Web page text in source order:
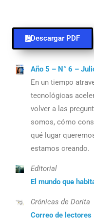
Descargar PDF
Año 5 – N° 6 –
En un tiempo
tecnológicas
volver a las
somos, cómo
qué lugar
estamos creando.
Editorial
El mundo que
Crónicas de Dorita
Correo de lectores